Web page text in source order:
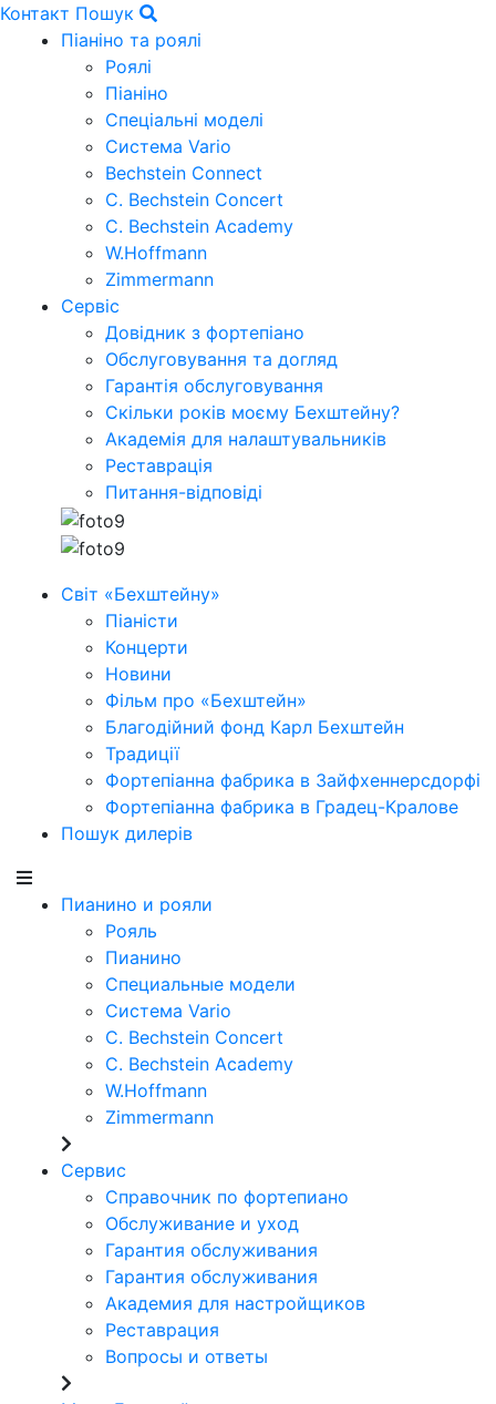
Контакт Пошук
Піаніно та роялі
Роялі
Піаніно
Спеціальні моделі
Система Vario
Bechstein Connect
C. Bechstein Concert
C. Bechstein Academy
W.Hoffmann
Zimmermann
Сервіс
Довідник з фортепіано
Обслуговування та догляд
Гарантія обслуговування
Скільки років моєму Бехштейну?
Академія для налаштувальників
Реставрація
Питання-відповіді
Світ «Бехштейну»
Піаністи
Концерти
Новини
Фільм про «Бехштейн»
Благодійний фонд Карл Бехштейн
Традиції
Фортепіанна фабрика в Зайфхеннерсдорфi
Фортепіанна фабрика в Градец-Кралове
Пошук дилерів
Пианино и рояли
Рояль
Пианино
Специальные модели
Система Vario
C. Bechstein Concert
C. Bechstein Academy
W.Hoffmann
Zimmermann
Сервис
Справочник по фортепиано
Обслуживание и уход
Гарантия обслуживания
Гарантия обслуживания
Академия для настройщиков
Реставрация
Вопросы и ответы